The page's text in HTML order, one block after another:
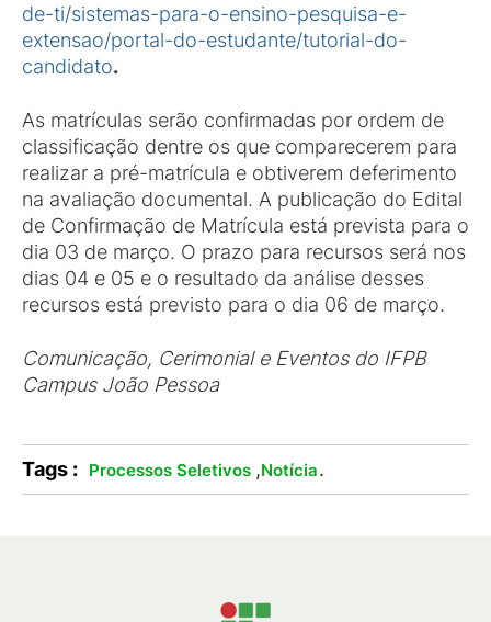
de-ti/sistemas-para-o-ensino-pesquisa-e-
extensao/portal-do-estudante/tutorial-do-
candidato.
As matrículas serão confirmadas por ordem de
classificação dentre os que comparecerem para
realizar a pré-matrícula e obtiverem deferimento
na avaliação documental. A publicação do Edital
de Confirmação de Matrícula está prevista para o
dia 03 de março. O prazo para recursos será nos
dias 04 e 05 e o resultado da análise desses
recursos está previsto para o dia 06 de março.
Comunicação, Cerimonial e Eventos do IFPB
Campus João Pessoa
Tags : Processos Seletivos ,Notícia.